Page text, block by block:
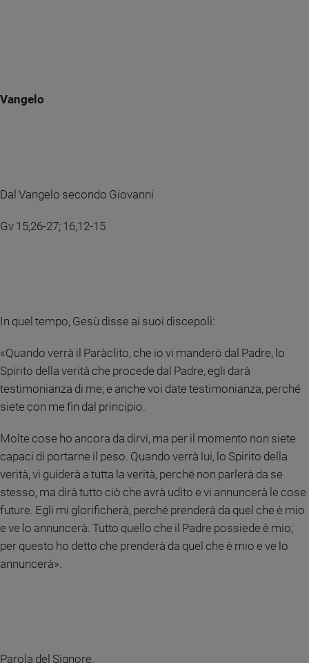
Vangelo
Dal Vangelo secondo Giovanni
Gv 15,26-27; 16,12-15
In quel tempo, Gesù disse ai suoi discepoli:
«Quando verrà il Paràclito, che io vi manderò dal Padre, lo
Spirito della verità che procede dal Padre, egli darà
testimonianza di me; e anche voi date testimonianza, perché
siete con me fin dal principio.
Molte cose ho ancora da dirvi, ma per il momento non siete
capaci di portarne il peso. Quando verrà lui, lo Spirito della
verità, vi guiderà a tutta la verità, perché non parlerà da se
stesso, ma dirà tutto ciò che avrà udito e vi annuncerà le cose
future. Egli mi glorificherà, perché prenderà da quel che è mio
e ve lo annuncerà. Tutto quello che il Padre possiede è mio;
per questo ho detto che prenderà da quel che è mio e ve lo
annuncerà».
Parola del Signore.